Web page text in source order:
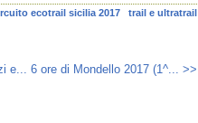
ecotrail sicilia 2017
trail e ultratrail
e... 6 ore di Mondello 2017 (1^... >>